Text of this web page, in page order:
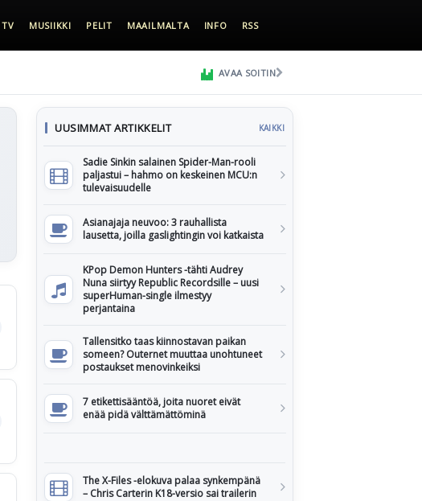
TV MUSIIKKI PELIT MAAILMALTA INFO RSS
AVAA SOITIN
UUSIMMAT ARTIKKELIT KAIKKI
Sadie Sinkin salainen Spider-Man-rooli
paljastui – hahmo on keskeinen MCU:n
tulevaisuudelle
Asianajaja neuvoo: 3 rauhallista
lausetta, joilla gaslightingin voi katkaista
KPop Demon Hunters -tähti Audrey
Nuna siirtyy Republic Recordsille – uusi
superHuman-single ilmestyy
perjantaina
Tallensitko taas kiinnostavan paikan
someen? Outernet muuttaa unohtuneet
postaukset menovinkeiksi
7 etikettisääntöä, joita nuoret eivät
enää pidä välttämättöminä
The X-Files -elokuva palaa synkempänä
– Chris Carterin K18-versio sai trailerin